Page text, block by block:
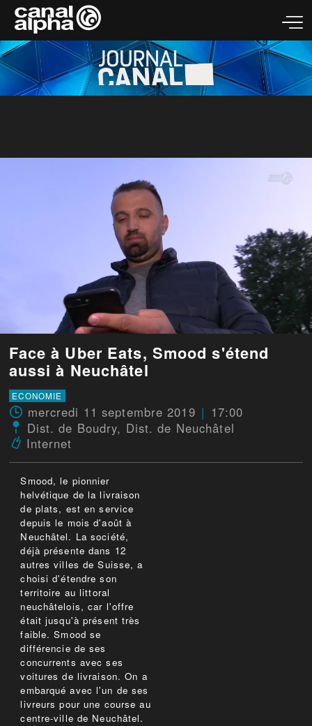
Face à Uber Eats, Smood s'étend
aussi à Neuchâtel
ECONOMIE
mercredi 11 septembre 2019
17:00
Dist. de Boudry, Dist. de Neuchâtel
Internet
Smood, le pionnier
helvétique de la livraison
de plats, est en service
depuis le mois d'août à
Neuchâtel. La société,
déjà présente dans 12
autres villes de Suisse, a
choisi d'étendre son
territoire au littoral
neuchâtelois, car l'offre
était jusqu'à présent très
faible. Smood se
différencie de ses
concurrents avec ses
voitures de livraison. On a
embarqué avec l'un de ses
livreurs pour une course au
centre-ville de Neuchâtel.